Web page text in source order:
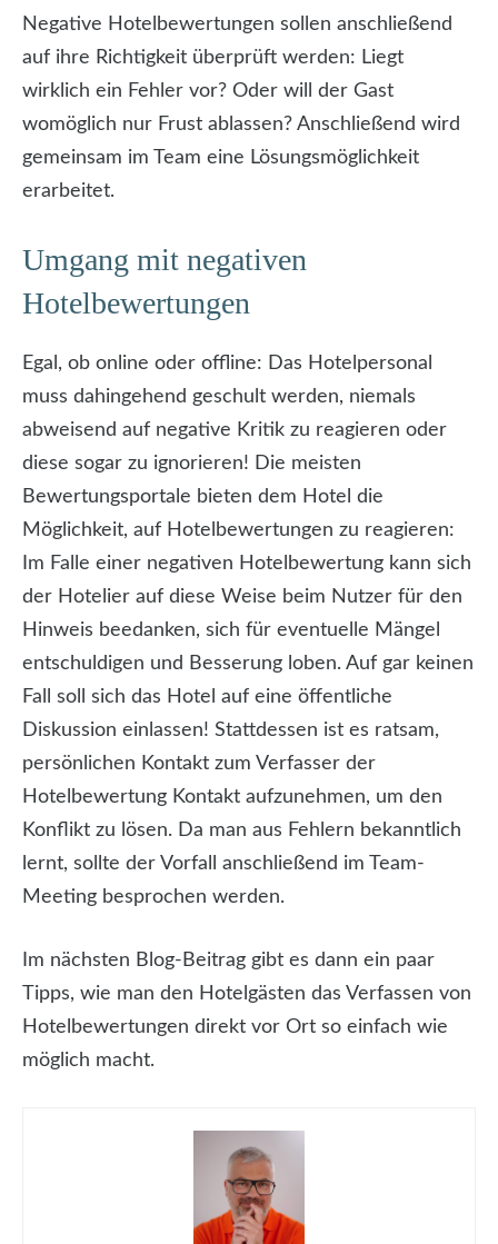
Negative Hotelbewertungen sollen anschließend
auf ihre Richtigkeit überprüft werden: Liegt
wirklich ein Fehler vor? Oder will der Gast
womöglich nur Frust ablassen? Anschließend wird
gemeinsam im Team eine Lösungsmöglichkeit
erarbeitet.
Umgang mit negativen
Hotelbewertungen
Egal, ob online oder offline: Das Hotelpersonal
muss dahingehend geschult werden, niemals
abweisend auf negative Kritik zu reagieren oder
diese sogar zu ignorieren! Die meisten
Bewertungsportale bieten dem Hotel die
Möglichkeit, auf Hotelbewertungen zu reagieren:
Im Falle einer negativen Hotelbewertung kann sich
der Hotelier auf diese Weise beim Nutzer für den
Hinweis beedanken, sich für eventuelle Mängel
entschuldigen und Besserung loben. Auf gar keinen
Fall soll sich das Hotel auf eine öffentliche
Diskussion einlassen! Stattdessen ist es ratsam,
persönlichen Kontakt zum Verfasser der
Hotelbewertung Kontakt aufzunehmen, um den
Konflikt zu lösen. Da man aus Fehlern bekanntlich
lernt, sollte der Vorfall anschließend im Team-
Meeting besprochen werden.
Im nächsten Blog-Beitrag gibt es dann ein paar
Tipps, wie man den Hotelgästen das Verfassen von
Hotelbewertungen direkt vor Ort so einfach wie
möglich macht.